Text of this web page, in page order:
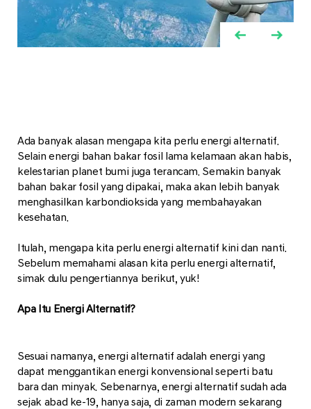
Ada banyak alasan mengapa kita perlu energi alternatif.
Selain energi bahan bakar fosil lama kelamaan akan habis,
kelestarian planet bumi juga terancam. Semakin banyak
bahan bakar fosil yang dipakai, maka akan lebih banyak
menghasilkan karbondioksida yang membahayakan
kesehatan.
Itulah, mengapa kita perlu energi alternatif kini dan nanti.
Sebelum memahami alasan kita perlu energi alternatif,
simak dulu pengertiannya berikut, yuk!
Apa Itu Energi Alternatif?
Sesuai namanya, energi alternatif adalah energi yang
dapat menggantikan energi konvensional seperti batu
bara dan minyak. Sebenarnya, energi alternatif sudah ada
sejak abad ke-19, hanya saja, di zaman modern sekarang